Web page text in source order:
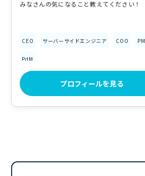
みなさんの気になること教えてください！
CEO サーバーサイドエンジニア COO PM
PdM
プロフィールを見る